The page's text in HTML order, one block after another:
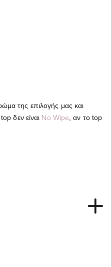
της επιλογής μας και
δεν είναι No Wipe , αν το top